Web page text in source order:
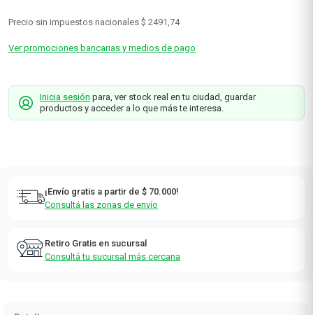
Precio sin impuestos nacionales $ 2491,74
Ver promociones bancarias y medios de pago
Inicia sesión para, ver stock real en tu ciudad, guardar
productos y acceder a lo que más te interesa.
¡Envío gratis a partir de $ 70.000!
Consultá las zonas de envío
Retiro Gratis en sucursal
Consultá tu sucursal más cercana